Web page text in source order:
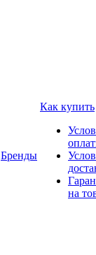
Бренды
Как купить
на